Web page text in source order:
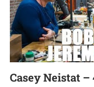
Casey Neistat